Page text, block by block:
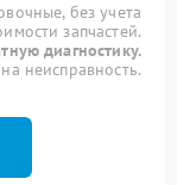
без учета
запчастей.
диагностику.
неисправность.